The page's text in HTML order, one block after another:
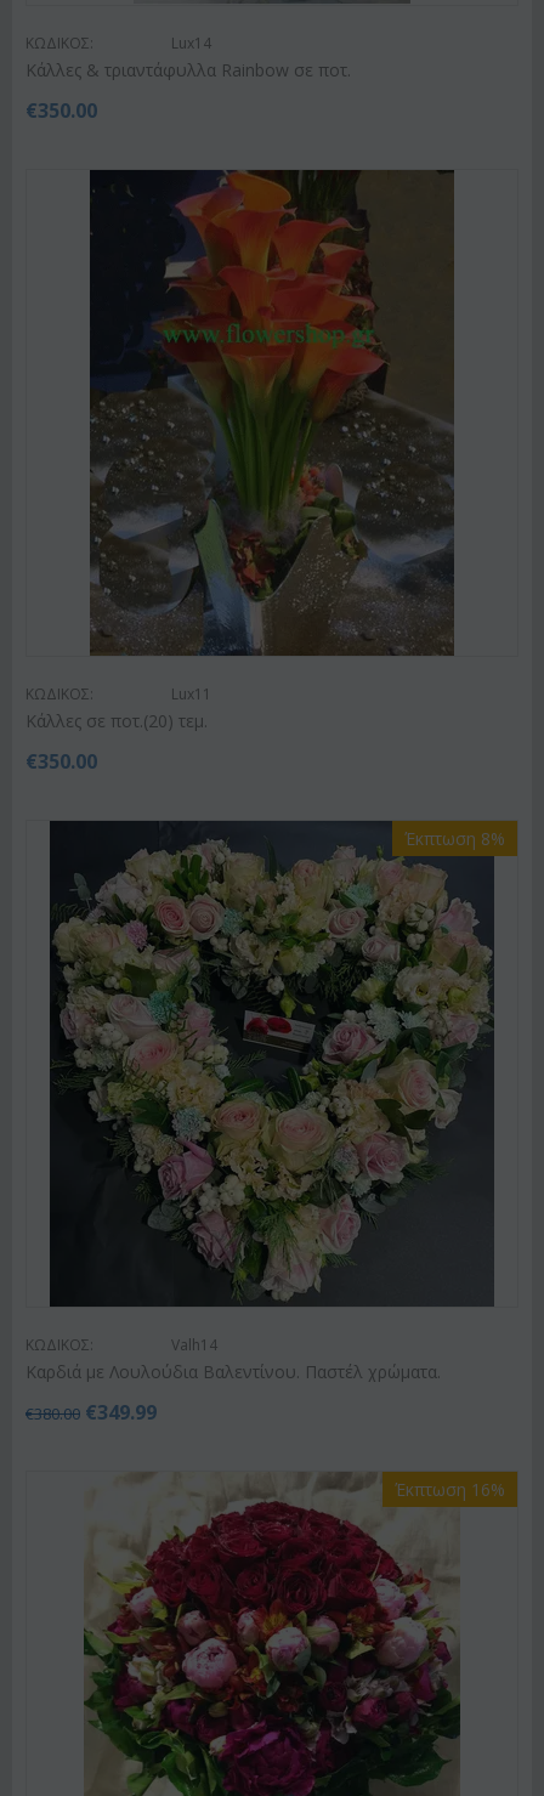
ΚΩΔΙΚΟΣ: Lux14
Κάλλες & τριαντάφυλλα Rainbow σε ποτ.
€350.00
ΚΩΔΙΚΟΣ: Lux11
Κάλλες σε ποτ.(20) τεμ.
€350.00
Έκπτωση 8%
ΚΩΔΙΚΟΣ: Valh14
Καρδιά με Λουλούδια Βαλεντίνου. Παστέλ χρώματα.
€380.00 €349.99
Έκπτωση 16%